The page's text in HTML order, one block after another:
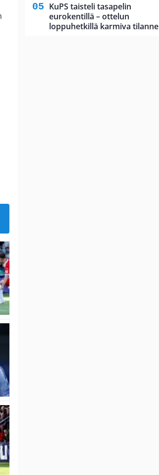
KuPS taisteli tasapelin
eurokentillä – ottelun
loppuhetkillä karmiva tilanne